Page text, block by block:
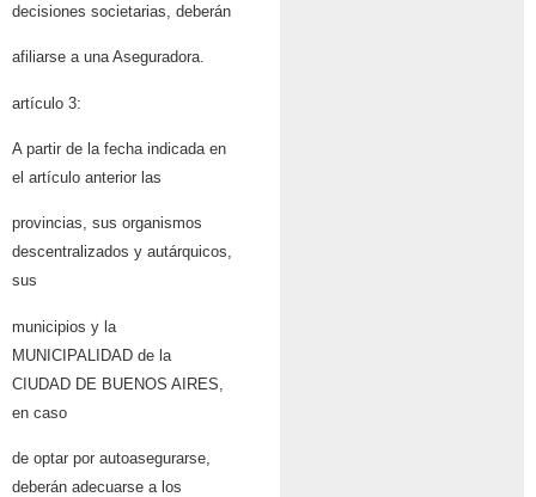
decisiones societarias, deberán
afiliarse a una Aseguradora.
artículo 3:
A partir de la fecha indicada en
el artículo anterior las
provincias, sus organismos
descentralizados y autárquicos,
sus
municipios y la
MUNICIPALIDAD de la
CIUDAD DE BUENOS AIRES,
en caso
de optar por autoasegurarse,
deberán adecuarse a los